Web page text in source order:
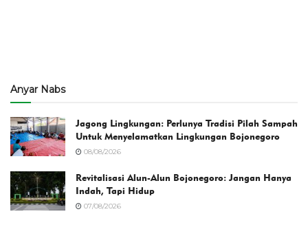
Anyar Nabs
Jagong Lingkungan: Perlunya Tradisi Pilah Sampah
Untuk Menyelamatkan Lingkungan Bojonegoro
08/08/2026
Revitalisasi Alun-Alun Bojonegoro: Jangan Hanya
Indah, Tapi Hidup
07/08/2026